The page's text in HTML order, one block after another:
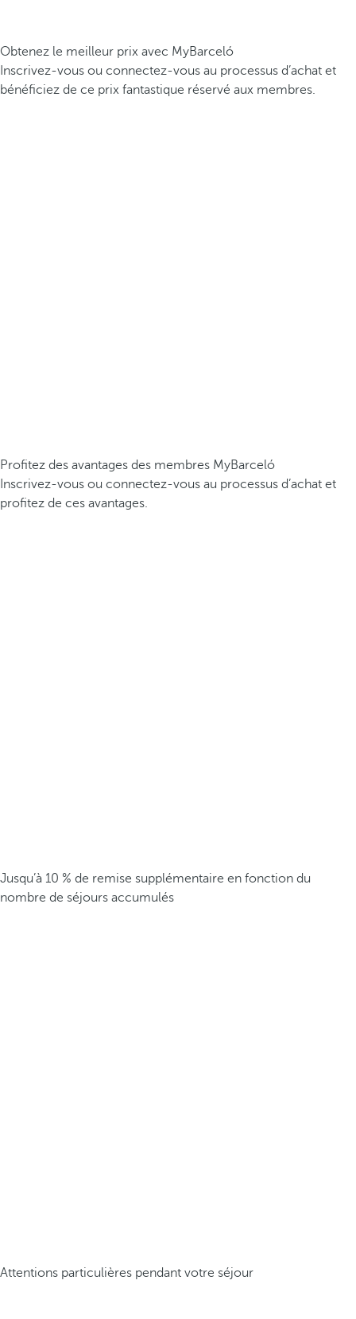
Obtenez le meilleur prix avec MyBarceló
Inscrivez-vous ou connectez-vous au processus d’achat et
bénéficiez de ce prix fantastique réservé aux membres.
Profitez des avantages des membres MyBarceló
Inscrivez-vous ou connectez-vous au processus d’achat et
profitez de ces avantages.
Jusqu’à 10 % de remise supplémentaire en fonction du
nombre de séjours accumulés
Attentions particulières pendant votre séjour